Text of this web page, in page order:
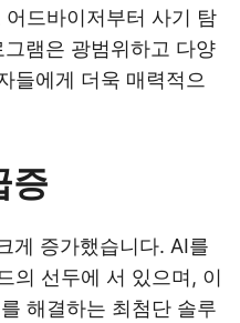
드바이저부터 사기 탐
램은 광범위하고 다양
들에게 더욱 매력적으
증
게 증가했습니다. AI를
의 선두에 서 있으며, 이
해결하는 최첨단 솔루